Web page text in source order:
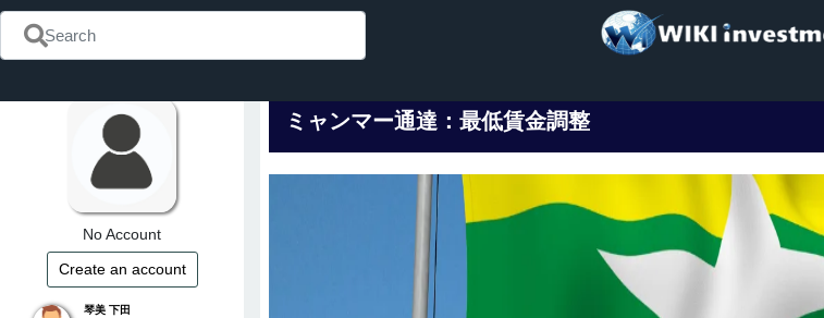
No Account
Create an account
琴美 下田
ミャンマー通達：最低賃金調整